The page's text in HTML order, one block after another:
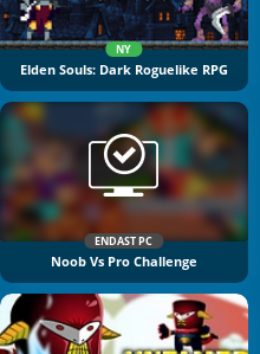
NY
Elden Souls: Dark Roguelike RPG
ENDAST PC
Noob Vs Pro Challenge